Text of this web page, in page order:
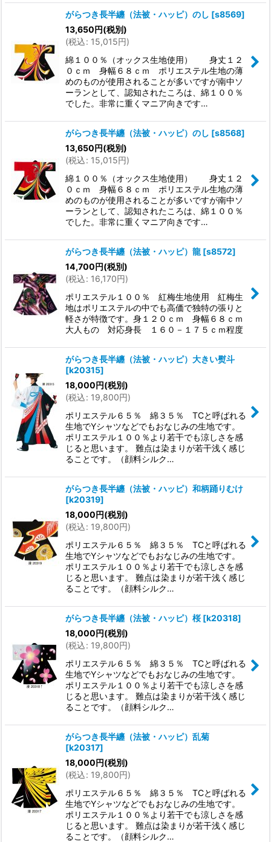
がらつき長半纏（法被・ハッピ）のし [s8569]
13,650円(税別)
(税込: 15,015円)
綿１００％（オックス生地使用） 身丈１２
０ｃｍ 身幅６８ｃｍ ポリエステル生地の薄
めのものが使用されることが多いですが南中ソ
ーランとして、認知されたころは、綿１００％
でした。非常に重くマニア向きです…
がらつき長半纏（法被・ハッピ）のし [s8568]
13,650円(税別)
(税込: 15,015円)
綿１００％（オックス生地使用） 身丈１２
０ｃｍ 身幅６８ｃｍ ポリエステル生地の薄
めのものが使用されることが多いですが南中ソ
ーランとして、認知されたころは、綿１００％
でした。非常に重くマニア向きです…
がらつき長半纏（法被・ハッピ）龍 [s8572]
14,700円(税別)
(税込: 16,170円)
ポリエステル１００％ 紅梅生地使用 紅梅生
地はポリエステルの中でも高価で独特の張りと
軽さが特徴です。身１２０ｃｍ 身幅６８ｃｍ
大人もの 対応身長 １６０－１７５ｃｍ程度
がらつき長半纏（法被・ハッピ）大きい熨斗
[k20315]
18,000円(税別)
(税込: 19,800円)
ポリエステル６５％ 綿３５％ TCと呼ばれる
生地でYシャツなどでもおなじみの生地です。
ポリエステル１００％より若干でも涼しさを感
じると思います。 難点は染まりが若干浅く感じ
ることです。（顔料シルク…
がらつき長半纏（法被・ハッピ）和柄踊りむけ
[k20319]
18,000円(税別)
(税込: 19,800円)
ポリエステル６５％ 綿３５％ TCと呼ばれる
生地でYシャツなどでもおなじみの生地です。
ポリエステル１００％より若干でも涼しさを感
じると思います。 難点は染まりが若干浅く感じ
ることです。（顔料シルク…
がらつき長半纏（法被・ハッピ）桜 [k20318]
18,000円(税別)
(税込: 19,800円)
ポリエステル６５％ 綿３５％ TCと呼ばれる
生地でYシャツなどでもおなじみの生地です。
ポリエステル１００％より若干でも涼しさを感
じると思います。 難点は染まりが若干浅く感じ
ることです。（顔料シルク…
がらつき長半纏（法被・ハッピ）乱菊
[k20317]
18,000円(税別)
(税込: 19,800円)
ポリエステル６５％ 綿３５％ TCと呼ばれる
生地でYシャツなどでもおなじみの生地です。
ポリエステル１００％より若干でも涼しさを感
じると思います。 難点は染まりが若干浅く感じ
ることです。（顔料シルク…